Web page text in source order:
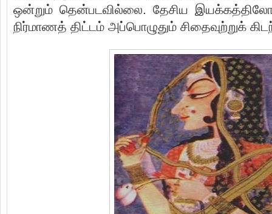
ஒன்றும் தென்படவில்லை. தேசிய
நிர்மாணத் திட்டம் அப்பொழுதும் சிதைவுற்றுக்